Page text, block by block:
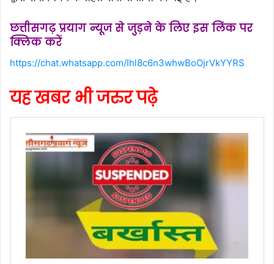
छत्तीसगढ़ प्रयाग न्यूज से जुड़ने के लिए इस लिंक पर
क्लिक करें
https://chat.whatsapp.com/Ihl8c6n3whwBoOjrVkYYRS
यह खबर भी जरुर पढ़े